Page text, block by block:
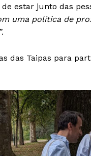
agora!
JÁ!
estar junto das
uma política de
.
das Taipas para